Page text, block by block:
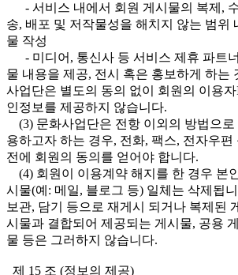
- 서비스 내에서 회원 게시물의 복제,
송, 배포 및 저작물성을 해치지 않는 범위
물 작성
- 미디어, 통신사 등 서비스 제휴 파트
물 내용을 제공, 전시 혹은 홍보하게 하는
사업단은 별도의 동의 없이 회원의 이용
인정보를 제공하지 않습니다.
(3) 문화사업단은 전항 이외의 방법으로
용하고자 하는 경우, 전화, 팩스, 전자우
전에 회원의 동의를 얻어야 합니다.
(4) 회원이 이용계약 해지를 한 경우 본
시물(예: 메일, 블로그 등) 일체는 삭제됩
보관, 담기 등으로 재게시 되거나 복제된
시물과 결합되어 제공되는 게시물, 공용
물 등은 그러하지 않습니다.
제 15 조 (정보의 제공)